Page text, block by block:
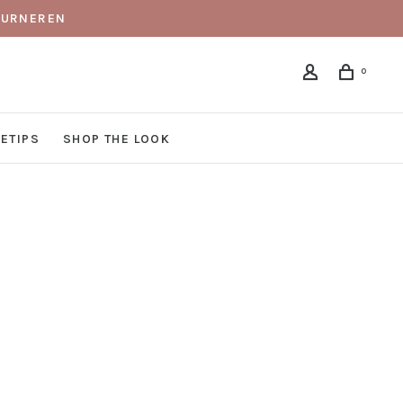
0
SHOP THE LOOK